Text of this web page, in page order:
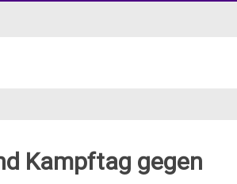
Kampftag gegen